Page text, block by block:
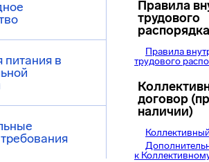
питания в
Правила
трудового
распорядка
Правила
трудового
договор
наличии)
к